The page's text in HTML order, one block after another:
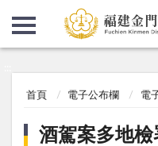
首頁 電子公布欄 電
酒駕案多地